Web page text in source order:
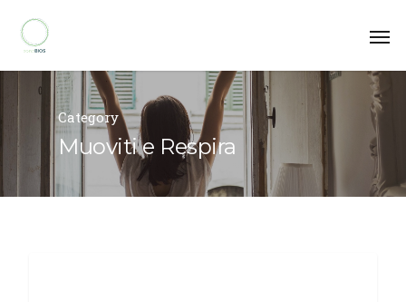
Category
Muoviti e Respira